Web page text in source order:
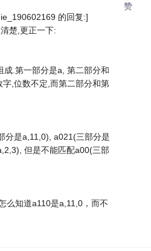
的回复:]
楚,更正一下:
成.第一部分是a, 第二部分和
,位数不定,而第二部分和第
分是a,11,0), a021(三部分是
但是不能匹配a00(三部
么知道a110是a,11,0，而不
赞